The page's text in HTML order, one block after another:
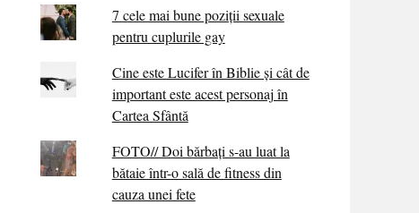
7 cele mai bune poziții sexuale
pentru cuplurile gay
Cine este Lucifer în Biblie și cât de
important este acest personaj în
Cartea Sfântă
FOTO// Doi bărbați s-au luat la
bătaie într-o sală de fitness din
cauza unei fete